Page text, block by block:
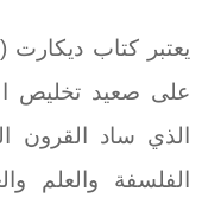
يعتبر كتاب
على صعيد تخليص
الذي ساد
الفلسفة والعلم